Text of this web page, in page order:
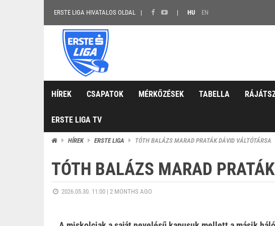
ERSTE LIGA HIVATALOS OLDAL HU EN
HÍREK CSAPATOK MÉRKŐZÉSEK TABELLA
ERSTE LIGA TV
HÍREK ERSTE LIGA TÓTH BALÁZS MARAD PRATÁK DÁVID VÁLTÓTÁRSA
TÓTH BALÁZS MARAD
2026.05.30. 11:00 | 2 MONTHS AGO